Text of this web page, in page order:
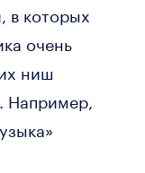
в которых
очень
ниш
Например,